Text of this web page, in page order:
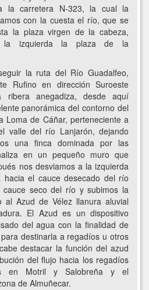
la carretera N-323, la cual la
con la cuesta el río, que se
la plaza virgen de la cabeza,
la izquierda la plaza de la
la ruta del Río Guadalfeo,
Rufino en dirección Suroeste
ribera anegadiza, desde aquí
panorámica del contorno del
Loma de Cáñar, perteneciente a
valle del río Lanjarón, dejando
una finca dominada por las
en un pequeño muro que
nos desviamos a la izquierda
hacia el cauce desecado del río
cauce seco del río y subimos la
al Azud de Vélez llanura aluvial
El Azud es un dispositivo
del agua con la finalidad de
destinarla a regadíos u otros
destacar la función del azud
del flujo hacia los regadíos
en Motril y Salobreña y el
de Almuñecar.